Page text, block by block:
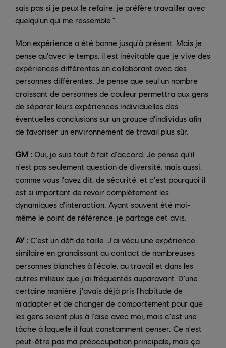
sais pas si je peux le refaire, je préfère travailler avec
quelqu'un qui me ressemble."
Mon expérience a été bonne jusqu'à présent. Mais je
pense qu'avec le temps, il est inévitable que je vive des
expériences différentes en collaborant avec des
personnes différentes. Je pense que seul un nombre
croissant de personnes de couleur permettra aux gens
de séparer leurs expériences individuelles des
éventuelles conclusions sur un groupe d'individus afin
de favoriser un environnement de travail plus sûr.
GM : Oui, je suis tout à fait d'accord. Je pense qu'il
n'est pas seulement question de diversité, mais aussi,
comme vous l'avez dit, de sécurité, et c'est pourquoi il
est si important de revoir complètement les
dynamiques d'interaction. Ayant souvent été moi-
même le point de référence, je partage cet avis.
AY : C'est un défi de taille. J'ai vécu une expérience
similaire en grandissant au contact de nombreuses
personnes blanches à l'école, au travail et dans les
autres milieux que j'ai fréquentés auparavant. D'une
certaine manière, j'avais déjà pris l'habitude de
m'adapter et de changer de comportement pour que
les gens soient plus à l'aise avec moi, mais c'est une
tâche à laquelle il faut constamment penser. Ce n'est
peut-être pas ma préoccupation principale, mais ça